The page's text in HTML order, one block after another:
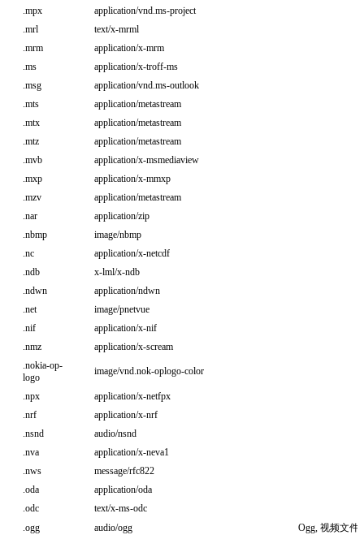
.mpx
application/vnd.ms-project
.mrl
text/x-mrml
.mrm
application/x-mrm
.ms
application/x-troff-ms
.msg
application/vnd.ms-outlook
.mts
application/metastream
.mtx
application/metastream
.mtz
application/metastream
.mvb
application/x-msmediaview
.mxp
application/x-mmxp
.mzv
application/metastream
.nar
application/zip
.nbmp
image/nbmp
.nc
application/x-netcdf
.ndb
x-lml/x-ndb
.ndwn
application/ndwn
.net
image/pnetvue
.nif
application/x-nif
.nmz
application/x-scream
.nokia-op-
logo
image/vnd.nok-oplogo-color
.npx
application/x-netfpx
.nrf
application/x-nrf
.nsnd
audio/nsnd
.nva
application/x-neva1
.nws
message/rfc822
.oda
application/oda
.odc
text/x-ms-odc
.ogg
audio/ogg
Ogg, 视频文件